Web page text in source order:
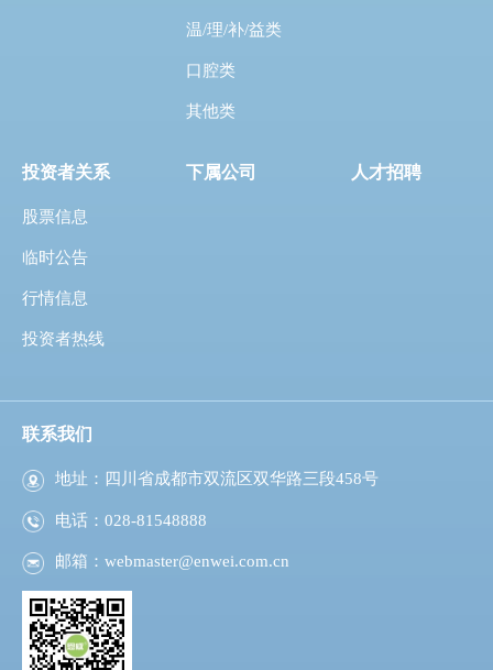
温/理/补/益类
口腔类
其他类
投资者关系
股票信息
临时公告
行情信息
投资者热线
下属公司 人才招聘
联系我们
地址：四川省成都市双流区双华路三段458号
电话：028-81548888
邮箱： webmaster@enwei.com.cn